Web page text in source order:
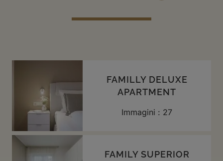
FAMILLY DELUXE
APARTMENT
Immagini : 27
FAMILY SUPERIOR